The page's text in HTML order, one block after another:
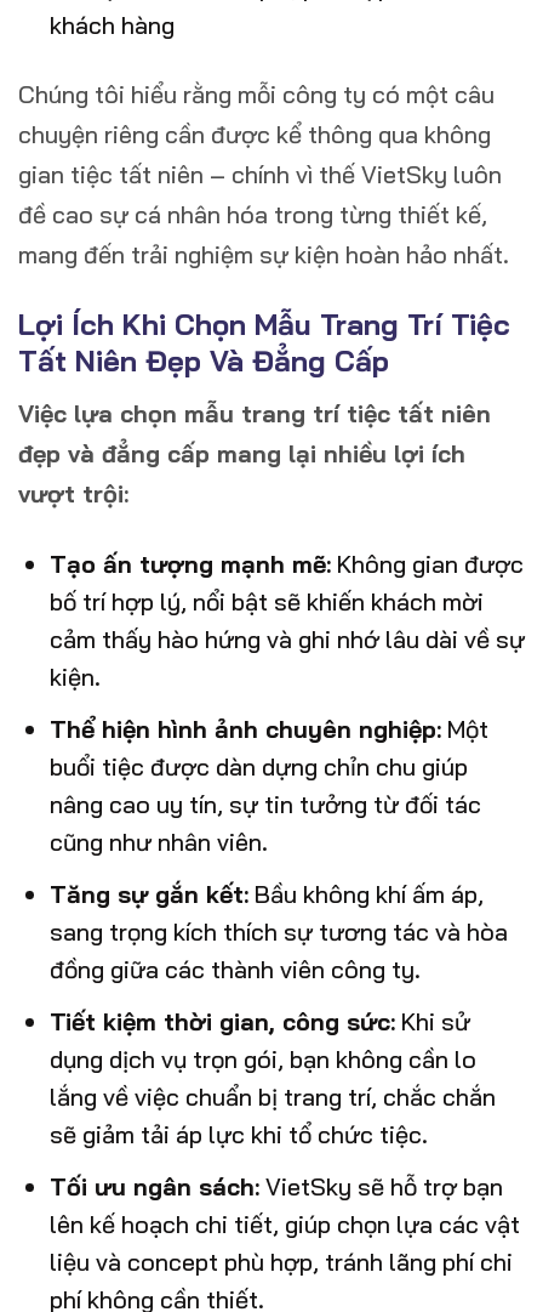
khách hàng
Chúng tôi hiểu rằng mỗi công ty có một câu
chuyện riêng cần được kể thông qua không
gian tiệc tất niên – chính vì thế VietSky luôn
đề cao sự cá nhân hóa trong từng thiết kế,
mang đến trải nghiệm sự kiện hoàn hảo nhất.
Lợi Ích Khi Chọn Mẫu Trang Trí Tiệc
Tất Niên Đẹp Và Đẳng Cấp
Việc lựa chọn mẫu trang trí tiệc tất niên
đẹp và đẳng cấp mang lại nhiều lợi ích
vượt trội:
Tạo ấn tượng mạnh mẽ:Không gian được
bố trí hợp lý, nổi bật sẽ khiến khách mời
cảm thấy hào hứng và ghi nhớ lâu dài về sự
kiện.
Thể hiện hình ảnh chuyên nghiệp:Một
buổi tiệc được dàn dựng chỉn chu giúp
nâng cao uy tín, sự tin tưởng từ đối tác
cũng như nhân viên.
Tăng sự gắn kết:Bầu không khí ấm áp,
sang trọng kích thích sự tương tác và hòa
đồng giữa các thành viên công ty.
Tiết kiệm thời gian, công sức:Khi sử
dụng dịch vụ trọn gói, bạn không cần lo
lắng về việc chuẩn bị trang trí, chắc chắn
sẽ giảm tải áp lực khi tổ chức tiệc.
Tối ưu ngân sách:VietSky sẽ hỗ trợ bạn
lên kế hoạch chi tiết, giúp chọn lựa các vật
liệu và concept phù hợp, tránh lãng phí chi
phí không cần thiết.